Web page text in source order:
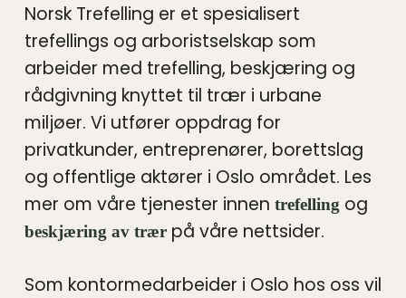
Norsk Trefelling er et spesialisert
trefellings og arboristselskap som
arbeider med trefelling, beskjæring og
rådgivning knyttet til trær i urbane
miljøer. Vi utfører oppdrag for
privatkunder, entreprenører, borettslag
og offentlige aktører i Oslo området. Les
mer om våre tjenester innen trefellingog
beskjæring av trærpå våre nettsider.
Som kontormedarbeider i Oslo hos oss vil